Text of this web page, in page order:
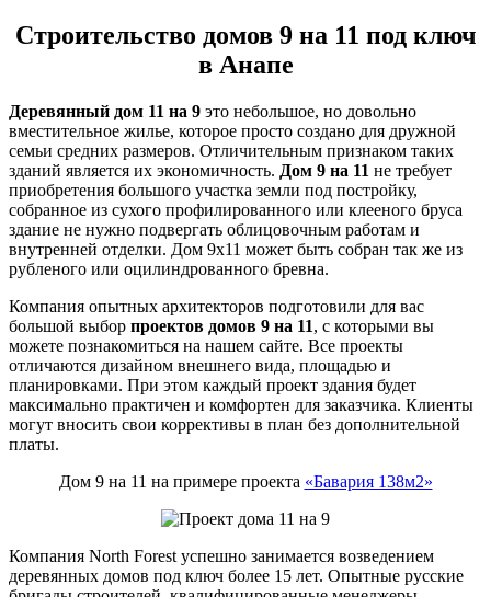
Строительство домов 9 на 11 под ключ
в Анапе
Деревянный дом 11 на 9 это небольшое, но довольно
вместительное жилье, которое просто создано для дружной
семьи средних размеров. Отличительным признаком таких
зданий является их экономичность. Дом 9 на 11 не требует
приобретения большого участка земли под постройку,
собранное из сухого профилированного или клееного бруса
здание не нужно подвергать облицовочным работам и
внутренней отделки. Дом 9х11 может быть собран так же из
рубленого или оцилиндрованного бревна.
Компания опытных архитекторов подготовили для вас
большой выбор проектов домов 9 на 11, с которыми вы
можете познакомиться на нашем сайте. Все проекты
отличаются дизайном внешнего вида, площадью и
планировками. При этом каждый проект здания будет
максимально практичен и комфортен для заказчика. Клиенты
могут вносить свои коррективы в план без дополнительной
платы.
Дом 9 на 11 на примере проекта «Бавария 138м2»
Компания North Forest успешно занимается возведением
деревянных домов под ключ более 15 лет. Опытные русские